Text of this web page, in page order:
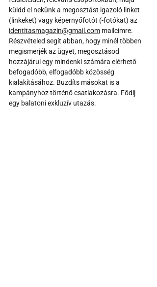
küldd el nekünk a megosztást igazoló linket
(linkeket) vagy képernyőfotót (-fotókat) az
identitasmagazin@gmail.com mailcímre.
Részvételed segít abban, hogy minél többen
megismerjék az ügyet, megosztásod
hozzájárul egy mindenki számára elérhető
befogadóbb, elfogadóbb közösség
kialakításához. Buzdíts másokat is a
kampányhoz történő csatlakozásra. Fődíj
egy balatoni exkluzív utazás.